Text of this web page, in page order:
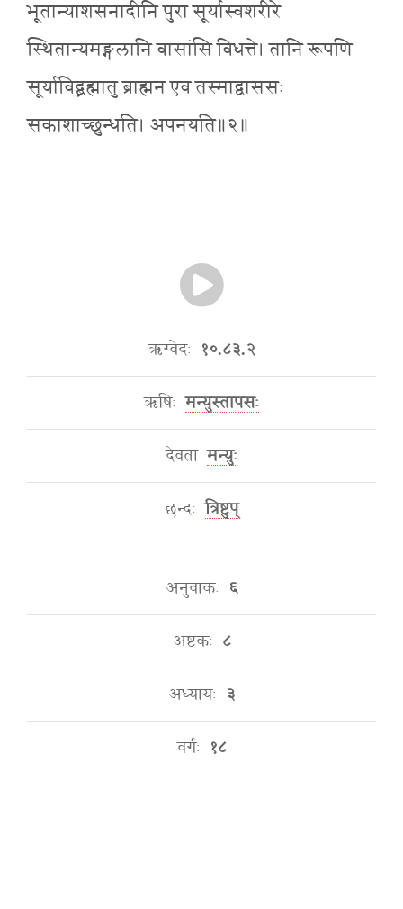
भूतान्याशसनादीनि पुरा सूर्यास्वशरीरे
स्थितान्यमङ्गलानि वासांसि विधत्ते। तानि रूपणि
सूर्याविद्ब्रह्मातु ब्राह्मन एव तस्माद्वाससः
सकाशाच्छुन्धति। अपनयति॥२॥
ऋग्वेदः १०.८३.२
ऋषिः मन्युस्तापसः
देवता मन्युः
छन्दः त्रिष्टुप्
अनुवाकः ६
अष्टकः ८
अध्यायः ३
वर्गः १८